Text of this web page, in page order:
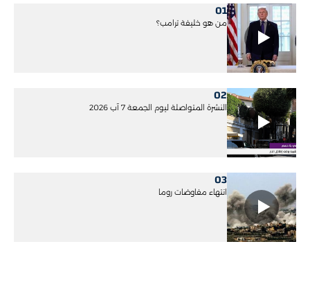
01
من هو خليفة ترامب؟
02
النشرة المتواصلة ليوم الجمعة 7 آب 2026
03
انتهاء مفاوضات روما